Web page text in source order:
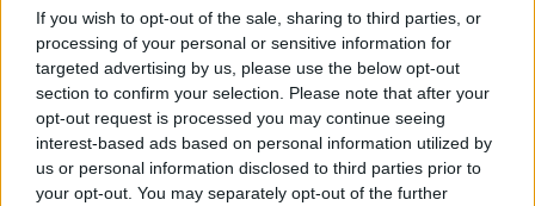
If you wish to opt-out of the sale, sharing to third parties, or
processing of your personal or sensitive information for
targeted advertising by us, please use the below opt-out
section to confirm your selection. Please note that after your
opt-out request is processed you may continue seeing
interest-based ads based on personal information utilized by
us or personal information disclosed to third parties prior to
your opt-out. You may separately opt-out of the further